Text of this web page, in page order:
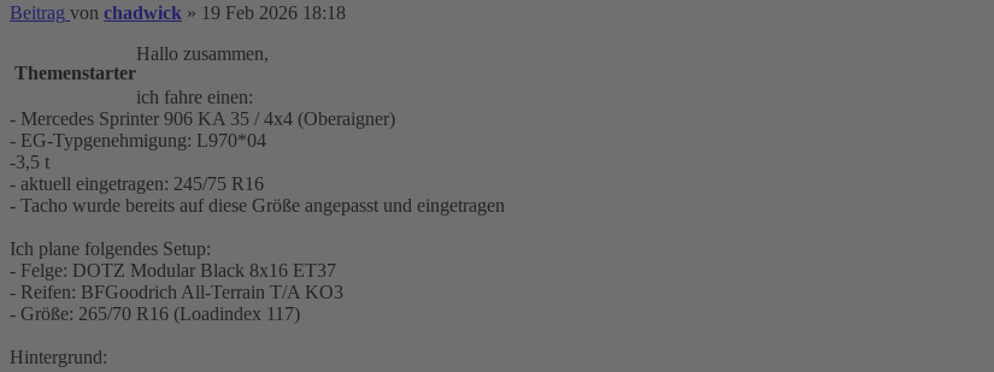
Beitrag von chadwick » 19 Feb 2026 18:18
Themenstarter
Hallo zusammen,
ich fahre einen:
- Mercedes Sprinter 906 KA 35 / 4x4 (Oberaigner)
- EG-Typgenehmigung: L970*04
-3,5 t
- aktuell eingetragen: 245/75 R16
- Tacho wurde bereits auf diese Größe angepasst und eingetragen
Ich plane folgendes Setup:
- Felge: DOTZ Modular Black 8x16 ET37
- Reifen: BFGoodrich All-Terrain T/A KO3
- Größe: 265/70 R16 (Loadindex 117)
Hintergrund: